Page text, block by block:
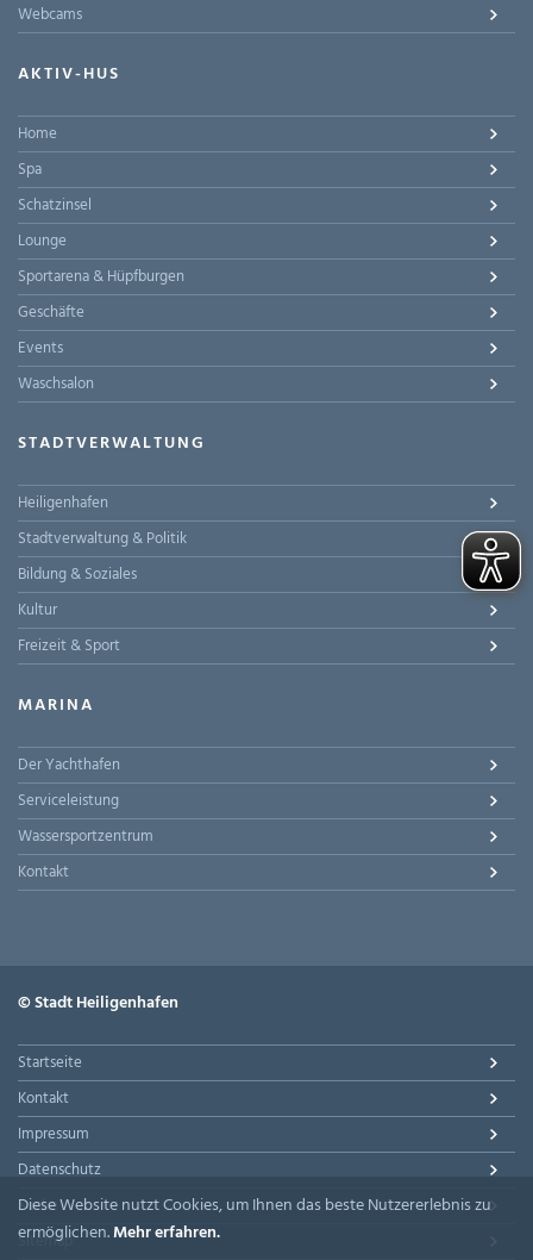
Webcams
AKTIV-HUS
Home
Spa
Schatzinsel
Lounge
Sportarena & Hüpfburgen
Geschäfte
Events
Waschsalon
STADTVERWALTUNG
Heiligenhafen
Stadtverwaltung & Politik
Bildung & Soziales
Kultur
Freizeit & Sport
MARINA
Der Yachthafen
Serviceleistung
Wassersportzentrum
Kontakt
© Stadt Heiligenhafen
Startseite
Kontakt
Impressum
Datenschutz
Suche
Sitemap
Diese Website nutzt Cookies, um Ihnen das beste Nutzererlebnis zu
ermöglichen.Mehr erfahren.